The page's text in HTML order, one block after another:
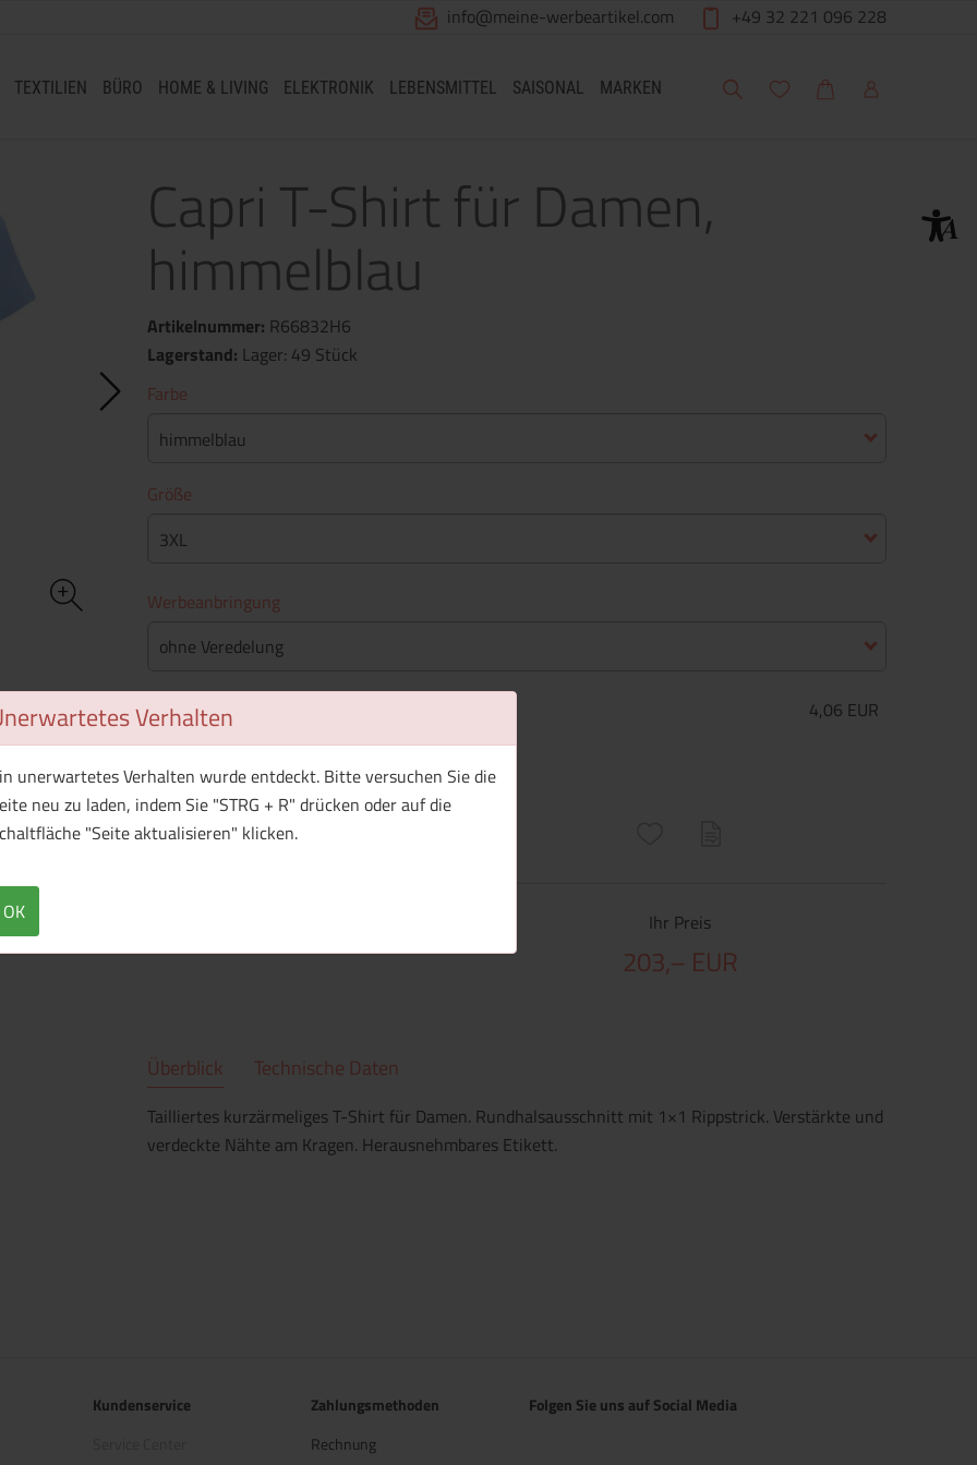
Verhalten
unerwartetes Verhalten wurde entdeckt. Bitte versuchen Sie die
neu zu laden, indem Sie "STRG + R" drücken oder auf die
"Seite aktualisieren" klicken.
OK
info@meine-werbeartikel.com +49 32 221 096 228
TEXTILIEN BÜRO HOME & LIVING ELEKTRONIK LEBENSMITTEL SAISONAL MARKEN Suche Meine Wunschliste
WarenkorbMein Account
Capri T-Shirt für Damen,
himmelblau
Artikelnummer: R66832H6
Lagerstand: Lager: 49 Stück
Farbe
himmelblau
Größe
3XL
Werbeanbringung
ohne Veredelung
Stückpreis
4,06 EUR
WhatsApp (#[creator\plugin\share\core\structs\SocialSharingServiceSettings]:only_chrome#)
FacebookTwitter (#[creator\plugin\share\core\structs\SocialSharingServiceSettings]:formaly_twitter#)
Ihr Preis
203,– EUR
Überblick Technische Daten
Tailliertes kurzärmeliges T-Shirt für Damen. Rundhalsausschnitt mit 1×1 Rippstrick. Verstärkte und
verdeckte Nähte am Kragen. Herausnehmbares Etikett.
Kundenservice
Zahlungsmethoden
Rechnung
Folgen Sie uns auf Social Media